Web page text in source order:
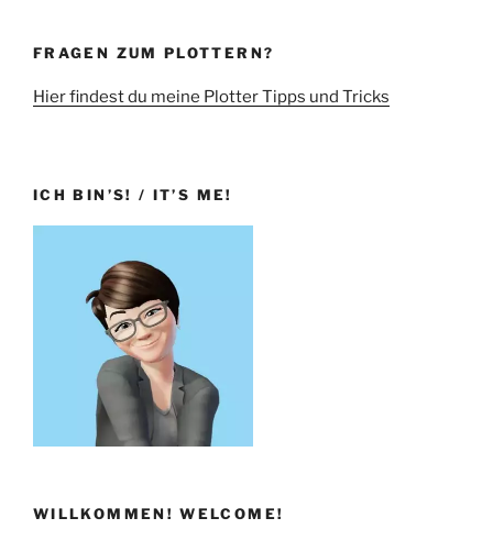
FRAGEN ZUM PLOTTERN?
Hier findest du meine Plotter Tipps und Tricks
ICH BIN’S! / IT’S ME!
WILLKOMMEN! WELCOME!